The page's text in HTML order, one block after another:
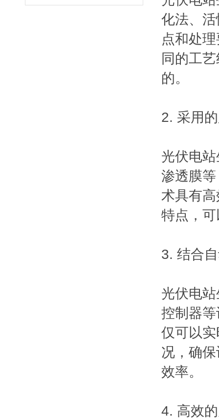
化法、
点和处
同的工
的。
2. 采用
光伏电
渗透膜
术具有
特点，
3. 结合
光伏电
控制器
仅可以
况，确
效率。
4. 高效